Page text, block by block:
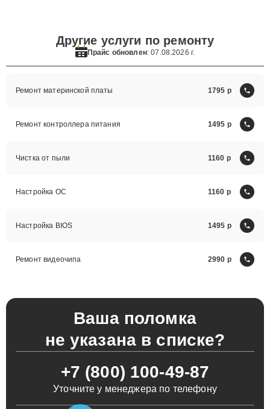
Другие услуги по ремонту
Прайс обновлен: 07.08.2026 г.
Ремонт материнской платы 1795
Ремонт контроллера питания 1495
Чистка от пыли 1160
Настройка ОС 1160
Настройка BIOS 1495
Ремонт видеочипа 2990
Ваша поломка
не указана в списке?
+7 (800) 100-49-87
Уточните у менеджера по телефону